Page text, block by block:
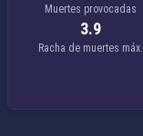
Muertes provocadas
3.9
Racha de muertes máx.